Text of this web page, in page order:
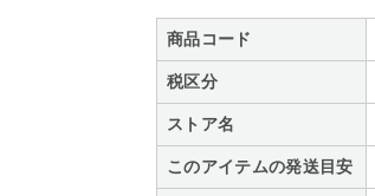
商品コード
税区分
ストア名
このアイテムの発送目安